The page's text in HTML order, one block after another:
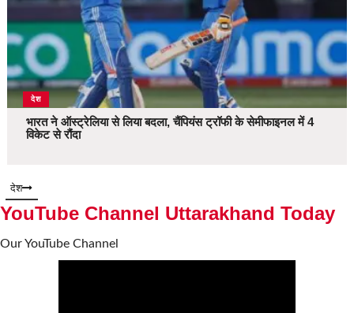
देश
भारत ने ऑस्ट्रेलिया से लिया बदला, चैंपियंस ट्रॉफी के सेमीफाइनल में 4
विकेट से रौंदा
देश
YouTube Channel Uttarakhand Today
Our YouTube Channel